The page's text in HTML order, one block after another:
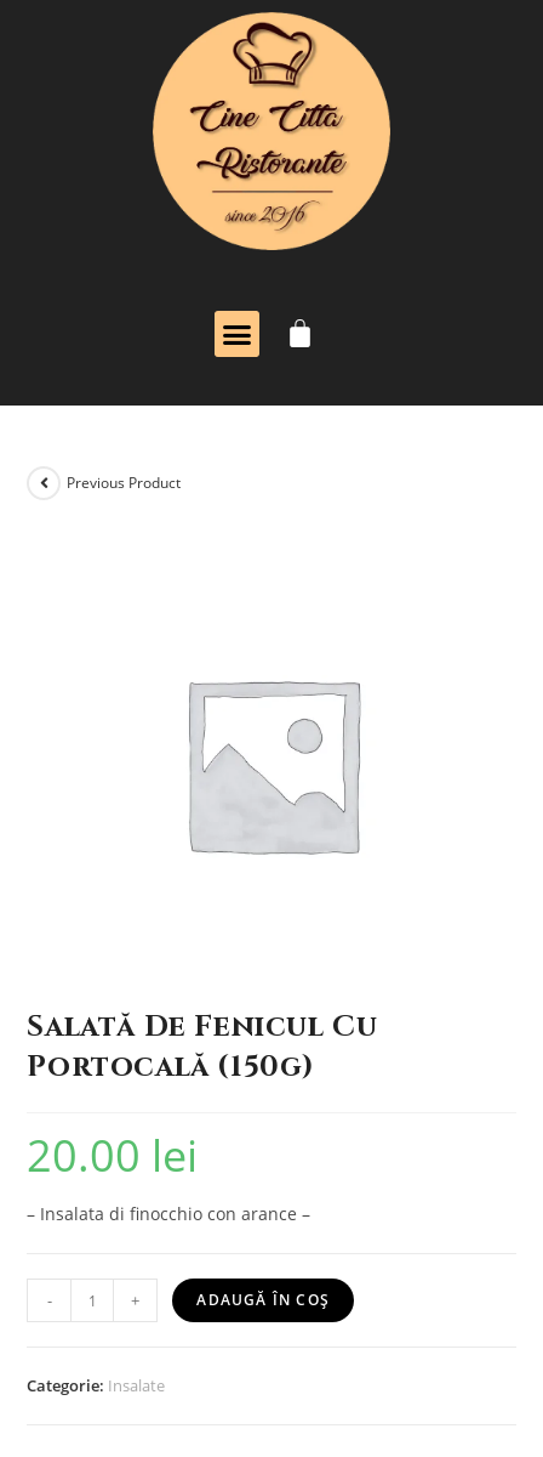
Previous Product
Salată De Fenicul Cu
Portocală (150g)
20.00 lei
– Insalata di finocchio con arance –
- + ADAUGĂ ÎN COȘ
Categorie: Insalate